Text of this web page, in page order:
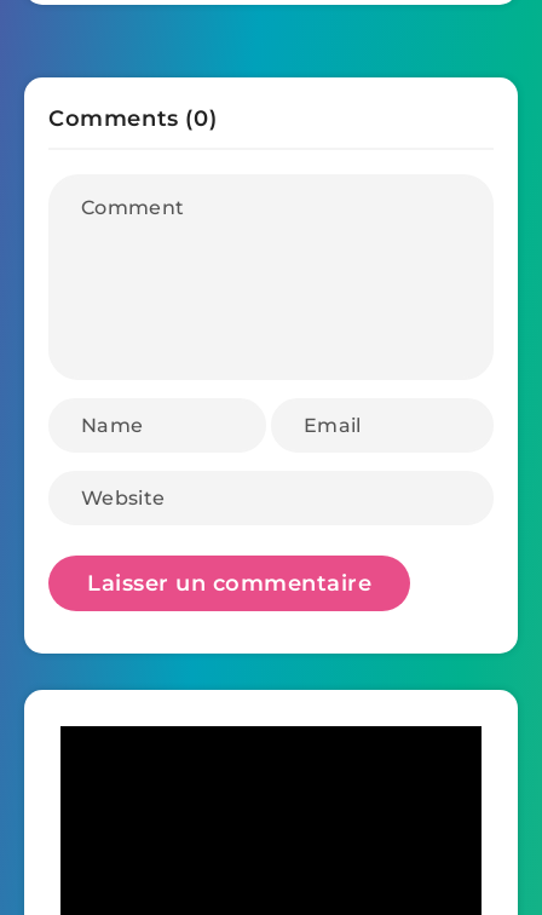
Comments (0)